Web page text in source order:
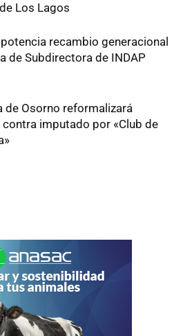
Los Lagos
recambio generacional
de Subdirectora de INDAP
de Osorno reformalizará
imputado por «Club de